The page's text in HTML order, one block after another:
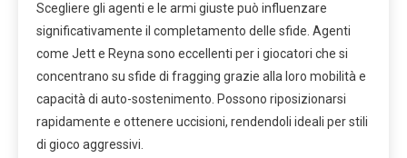
Scegliere gli agenti e le armi giuste può influenzare
significativamente il completamento delle sfide. Agenti
come Jett e Reyna sono eccellenti per i giocatori che si
concentrano su sfide di fragging grazie alla loro mobilità e
capacità di auto-sostenimento. Possono riposizionarsi
rapidamente e ottenere uccisioni, rendendoli ideali per stili
di gioco aggressivi.